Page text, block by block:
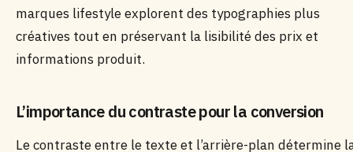
marques lifestyle explorent des typographies plus
créatives tout en préservant la lisibilité des prix et
informations produit.
L’importance du contraste pour la conversion
Le contraste entre le texte et l’arrière-plan détermine